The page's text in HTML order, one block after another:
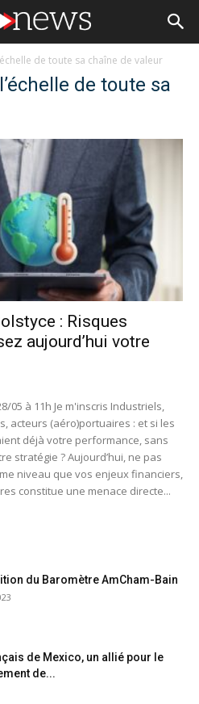
de toute sa chaîne de valeur
de toute sa
: Risques
aujourd’hui votre
05 à 11h Je m'inscris Industriels,
acteurs (aéro)portuaires : et si les
déjà votre performance, sans
stratégie ? Aujourd’hui, ne pas
niveau que vos enjeux financiers,
constitue une menace directe...
du Baromètre AmCham-Bain
de Mexico, un allié pour le
de...